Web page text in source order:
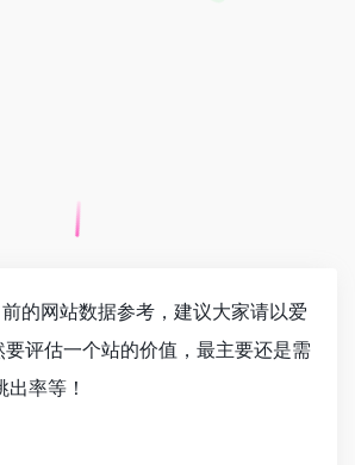
的网站数据参考，建议大家请以爱
评估一个站的价值，最主要还是需
率等！